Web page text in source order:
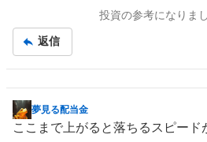
投資の参考になりま
返信
掲
示
夢見る配当金
ここまで上がると落ちるスピー